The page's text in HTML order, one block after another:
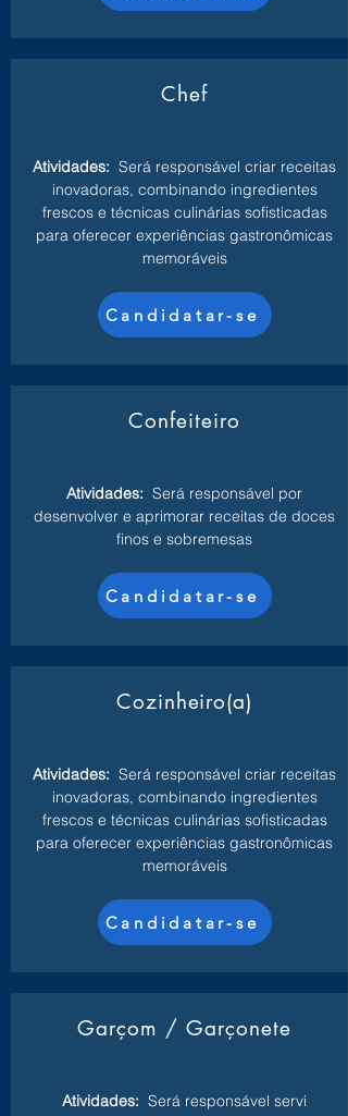
Chef
Atividades: Será responsável criar receitas
inovadoras, combinando ingredientes
frescos e técnicas culinárias sofisticadas
para oferecer experiências gastronômicas
memoráveis
Candidatar-se
Confeiteiro
Atividades: Será responsável por
desenvolver e aprimorar receitas de doces
finos e sobremesas
Candidatar-se
Cozinheiro(a)
Atividades: Será responsável criar receitas
inovadoras, combinando ingredientes
frescos e técnicas culinárias sofisticadas
para oferecer experiências gastronômicas
memoráveis
Candidatar-se
Garçom / Garçonete
Atividades: Será responsável servi